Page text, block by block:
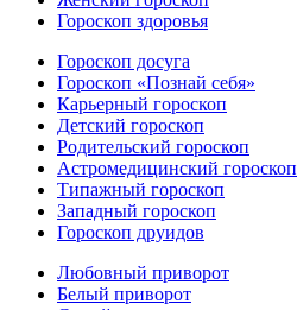
Гороскоп здоровья
Гороскоп досуга
Гороскоп «Познай себя»
Карьерный гороскоп
Детский гороскоп
Родительский гороскоп
Астромедицинский гороскоп
Типажный гороскоп
Западный гороскоп
Гороскоп друидов
Любовный приворот
Белый приворот